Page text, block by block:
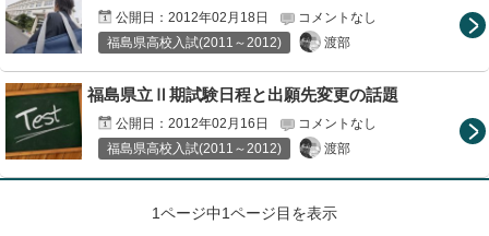
公開日： 2012年02月18日
コメントなし
福島県高校入試(2011～2012)
渡部
福島県立Ⅱ期試験日程と出願先変更の話題
公開日： 2012年02月16日
コメントなし
福島県高校入試(2011～2012)
渡部
1ページ中1ページ目を表示